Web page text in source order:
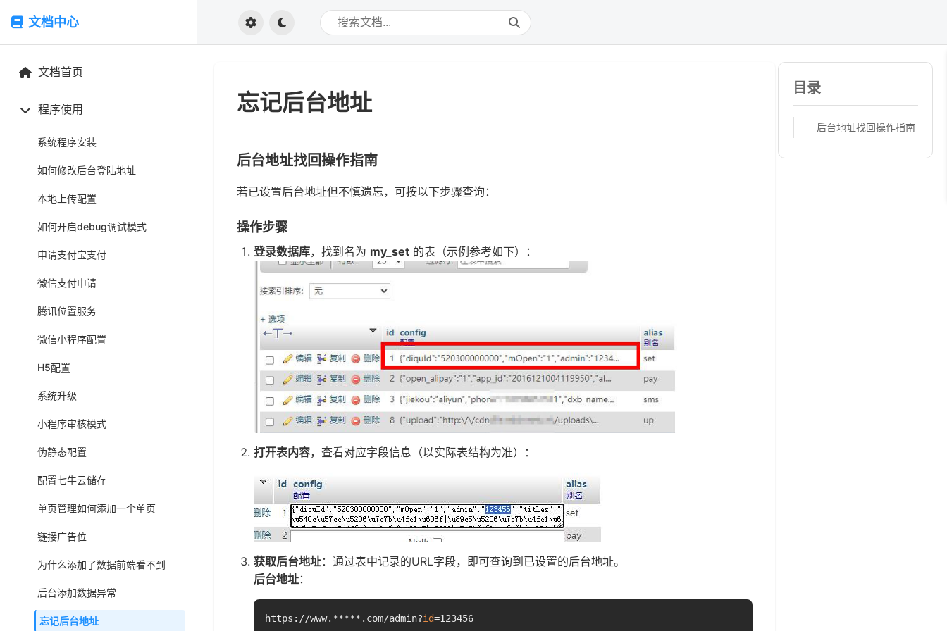
文档中心
文档首页
程序使用
系统程序安装
如何修改后台登陆地址
本地上传配置
如何开启debug调试模式
申请支付宝支付
微信支付申请
腾讯位置服务
微信小程序配置
H5配置
系统升级
小程序审核模式
伪静态配置
配置七牛云储存
单页管理如何添加一个单页
链接广告位
为什么添加了数据前端看不到
后台添加数据异常
忘记后台地址
忘记后台地址
后台地址找回操作指南
若已设置后台地址但不慎遗忘，可按以下步骤查询：
操作步骤
登录数据库，找到名为 my_set 的表（示例参考如下）：
打开表内容，查看对应字段信息（以实际表结构为准）：
获取后台地址：通过表中记录的URL字段，即可查询到已设置的后台地址。
后台地址：
https://www.*****.com/admin?id=123456
目录
后台地址找回操作指南